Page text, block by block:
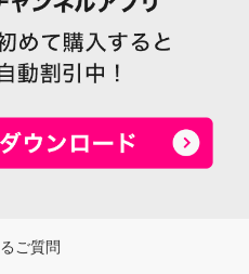
ご質問